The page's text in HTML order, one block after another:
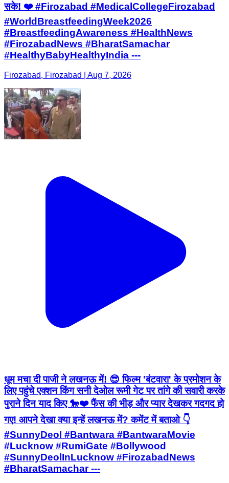
सके! ❤️ #Firozabad #MedicalCollegeFirozabad
#WorldBreastfeedingWeek2026
#BreastfeedingAwareness #HealthNews
#FirozabadNews #BharatSamachar
#HealthyBabyHealthyIndia ---
Firozabad, Firozabad | Aug 7, 2026
धूम मचा दी पाजी ने लखनऊ में! 😎 फिल्म 'बंटवारा' के प्रमोशन के
लिए पहुंचे एक्शन किंग सनी देओल रूमी गेट पर तांगे की सवारी करके
पुराने दिन याद किए 🐎❤️ फैंस की भीड़ और प्यार देखकर गदगद हो
गए! आपने देखा क्या इन्हें लखनऊ में? कमेंट में बताओ 👇
#SunnyDeol #Bantwara #BantwaraMovie
#Lucknow #RumiGate #Bollywood
#SunnyDeolInLucknow #FirozabadNews
#BharatSamachar ---